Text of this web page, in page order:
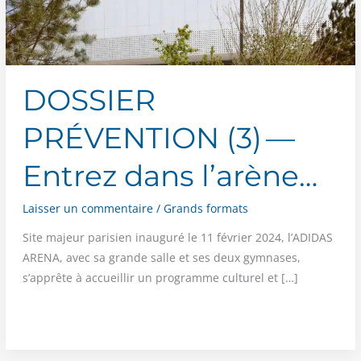
DOSSIER
PRÉVENTION (3) —
Entrez dans l’arène…
Laisser un commentaire / Grands formats
Site majeur pari­sien inau­gu­ré le 11 février 2024, l’ADIDAS
ARENA, avec sa grande salle et ses deux gym­nases,
s’apprête à accueillir un pro­gramme cultu­rel et […]